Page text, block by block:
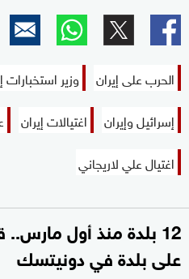
الحرب على إيران وزير استخبارات
إسرائيل وإيران
اغتيالات إيران
اغتيال علي لاريجاني
12 بلدة منذ أول
على بلدة في دونيتسك